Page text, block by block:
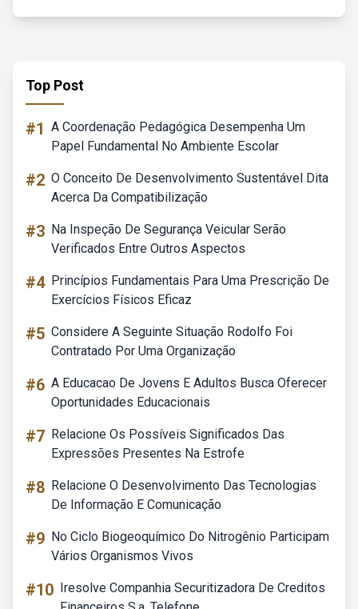
Top Post
#1 A Coordenação Pedagógica Desempenha Um
Papel Fundamental No Ambiente Escolar
#2 O Conceito De Desenvolvimento Sustentável Dita
Acerca Da Compatibilização
#3 Na Inspeção De Segurança Veicular Serão
Verificados Entre Outros Aspectos
#4 Princípios Fundamentais Para Uma Prescrição De
Exercícios Físicos Eficaz
#5 Considere A Seguinte Situação Rodolfo Foi
Contratado Por Uma Organização
#6 A Educacao De Jovens E Adultos Busca Oferecer
Oportunidades Educacionais
#7 Relacione Os Possíveis Significados Das
Expressões Presentes Na Estrofe
#8 Relacione O Desenvolvimento Das Tecnologias
De Informação E Comunicação
#9 No Ciclo Biogeoquímico Do Nitrogênio Participam
Vários Organismos Vivos
#10 Iresolve Companhia Securitizadora De Creditos